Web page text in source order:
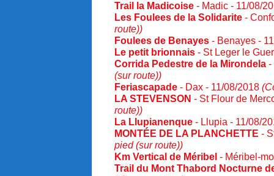
Trail la Madicoise - Madic - 11/08/
Les Foulees de la Solidarite -
route))
Foulees de Benayes - Benayes -
Le petit brionnais - St Leger le
Corrida Pedestre de la Mirondela -
(sur route))
Feriascapade - Dax - 11/08/2018
LA STEVENSON - St Flour de
route))
La Llupianenque - Llupia - 11/08/
MONTÉE DE LA PLANCHETTE -
pied (sur route))
Km Vertical de Méribel - Méribel-
Trail du Mont Thabord Nocturne